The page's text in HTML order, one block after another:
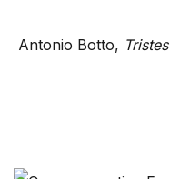
Antonio Botto,